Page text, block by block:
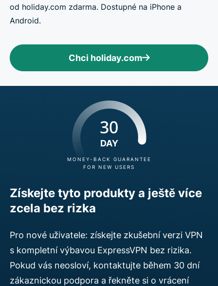
od holiday.com zdarma. Dostupné na iPhone a
Android.
Chci holiday.com
30
DAY
MONEY-BACK GUARANTEE
FOR NEW USERS
Získejte tyto produkty a ještě více
zcela bez rizka
Pro nové uživatele: získejte zkušební verzi VPN
s kompletní výbavou ExpressVPN bez rizika.
Pokud vás neosloví, kontaktujte během 30 dní
zákaznickou podpora a řekněte si o vrácení